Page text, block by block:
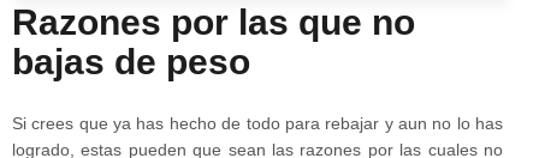
Razones por las que no
bajas de peso
Si crees que ya has hecho de todo para rebajar y aun no lo has
logrado, estas pueden que sean las razones por las cuales no